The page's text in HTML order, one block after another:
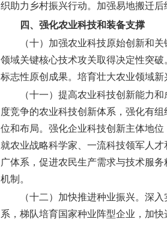
织助力乡村振兴行动。加强易地搬迁后
四、强化农业科技和装备支撑
（十）加强农业科技原始创新和关
领域关键核心技术攻关取得决定性突
标志性原创成果。培育壮大农业领域
（十一）提高农业科技创新能力和
度竞争的农业科技创新体系，强化有
位和布局。强化企业科技创新主体地
就农业战略科学家、一流科技领军人
广体系，促进农民生产需求与技术服
机制。
（十二）加快推进种业振兴。 深入
系，梯队培育国家种业阵型企业，加